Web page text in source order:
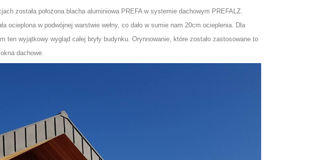
została położona blacha aluminiowa PREFA w systemie dachowym PREFALZ.
ocieplona w podwójnej warstwie wełny, co dało w sumie nam 20cm ocieplenia. Dla
wyjątkowy wygląd całej bryły budynku. Orynnowanie, które zostało zastosowane to
dachowe.